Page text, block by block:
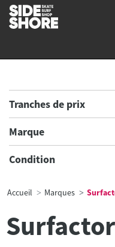
Tranches de prix
Marque
Condition
Accueil Marques